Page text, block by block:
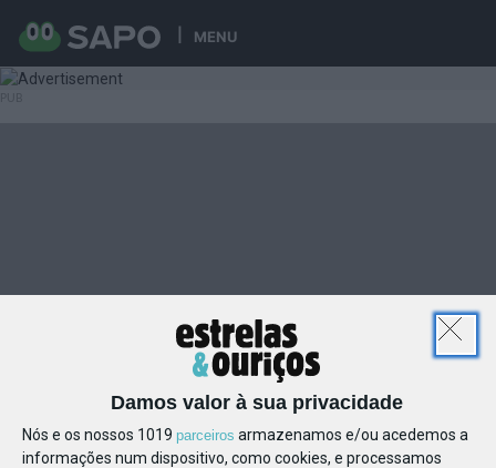
MENU
Damos valor à sua privacidade
Nós e os nossos 1019 parceiros armazenamos e/ou acedemos a
informações num dispositivo, como cookies, e processamos